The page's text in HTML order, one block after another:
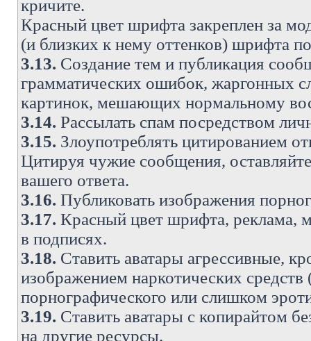
кричите.
Красный цвет шрифта закреплен за
(и близких к нему оттенков) шрифта
3.13. Создание тем и публикация
грамматических ошибок, жаргонных
картинок, мешающих нормальному
3.14. Рассылать спам посредством
3.15. Злоупотреблять цитированием
Цитируя чужие сообщения,
вашего ответа.
3.16. Публиковать изображения
3.17. Красный цвет шрифта, реклама,
в подписях.
3.18. Ставить аватары агрессивные,
изображением наркотических
порнографического или слишком
3.19. Ставить аватары с копирайтом
на другие ресурсы.